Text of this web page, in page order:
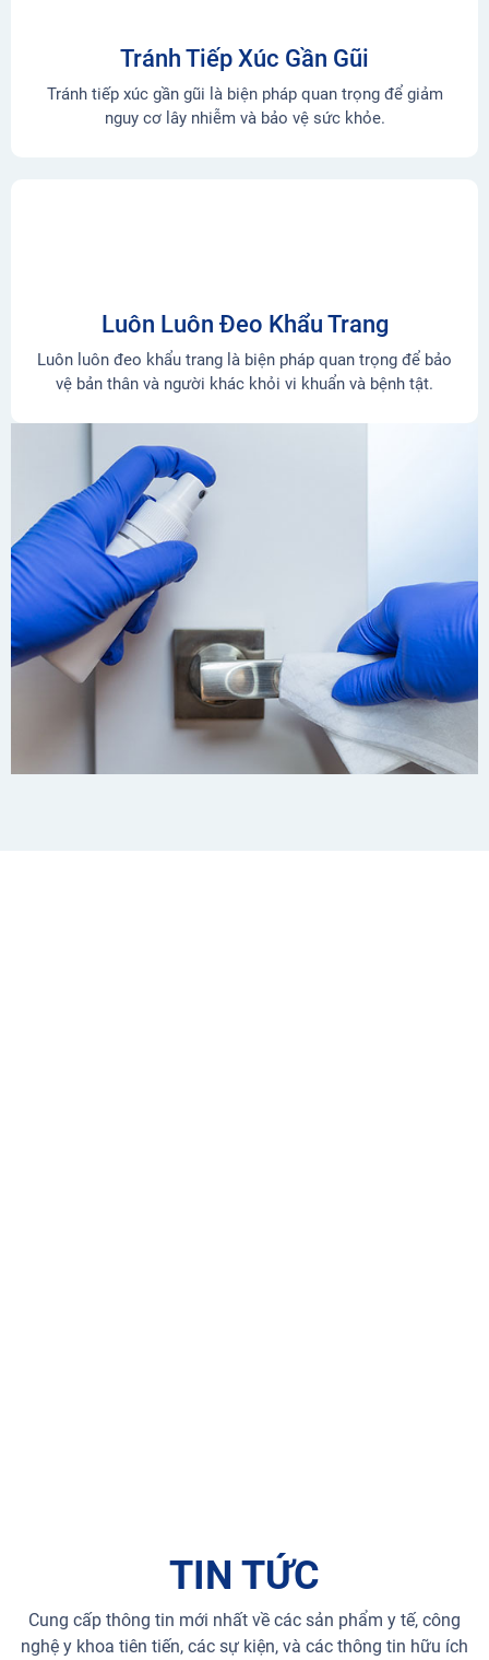
Tránh Tiếp Xúc Gần Gũi
Tránh tiếp xúc gần gũi là biện pháp quan trọng để giảm
nguy cơ lây nhiễm và bảo vệ sức khỏe.
Luôn Luôn Đeo Khẩu Trang
Luôn luôn đeo khẩu trang là biện pháp quan trọng để bảo
vệ bản thân và người khác khỏi vi khuẩn và bệnh tật.
TIN TỨC
Cung cấp thông tin mới nhất về các sản phẩm y tế, công
nghệ y khoa tiên tiến, các sự kiện, và các thông tin hữu ích